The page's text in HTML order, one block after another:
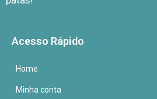
Acesso Rápido
Home
Minha conta